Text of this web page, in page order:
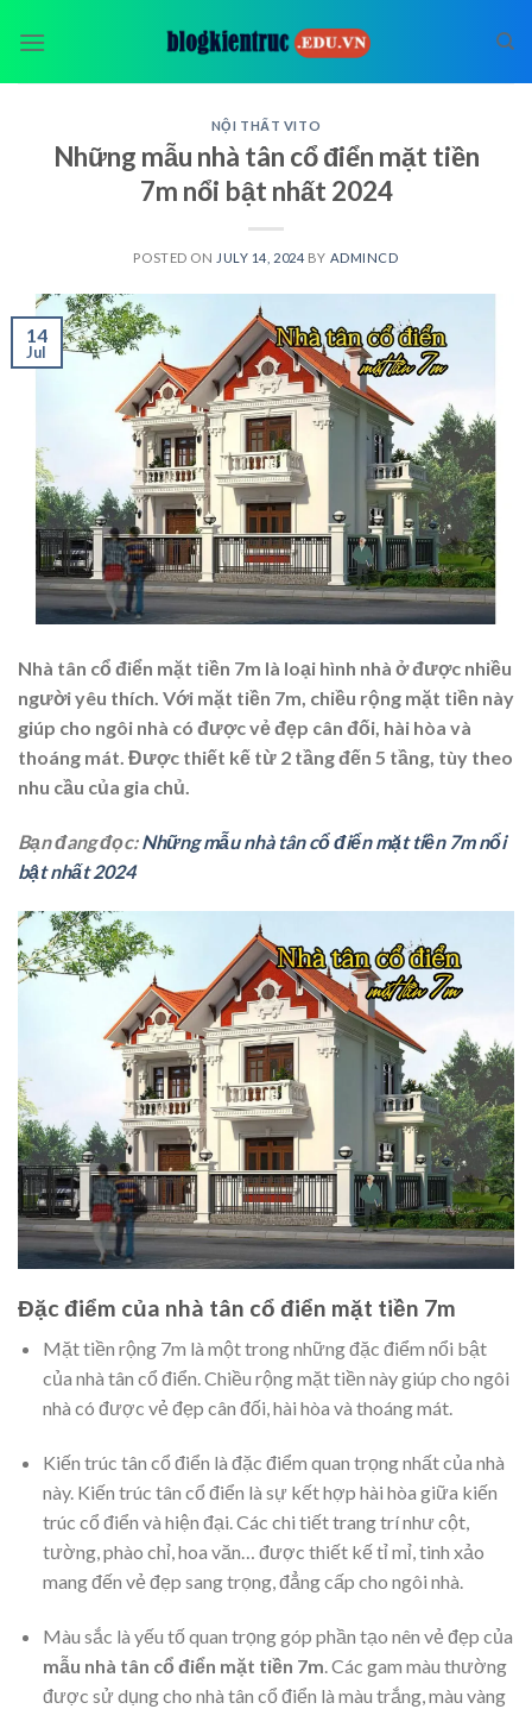
NỘI THẤT VITO
Những mẫu nhà tân cổ điển mặt tiền
7m nổi bật nhất 2024
POSTED ON JULY 14, 2024 BY ADMINCD
14
Jul
Nhà tân cổ điển mặt tiền 7m là loại hình nhà ở được nhiều
người yêu thích. Với mặt tiền 7m, chiều rộng mặt tiền này
giúp cho ngôi nhà có được vẻ đẹp cân đối, hài hòa và
thoáng mát. Được thiết kế từ 2 tầng đến 5 tầng, tùy theo
nhu cầu của gia chủ.
Bạn đang đọc:Những mẫu nhà tân cổ điển mặt tiền 7m nổi
bật nhất 2024
Đặc điểm của nhà tân cổ điển mặt tiền 7m
Mặt tiền rộng 7m là một trong những đặc điểm nổi bật
của nhà tân cổ điển. Chiều rộng mặt tiền này giúp cho ngôi
nhà có được vẻ đẹp cân đối, hài hòa và thoáng mát.
Kiến trúc tân cổ điển là đặc điểm quan trọng nhất của nhà
này. Kiến trúc tân cổ điển là sự kết hợp hài hòa giữa kiến
trúc cổ điển và hiện đại. Các chi tiết trang trí như cột,
tường, phào chỉ, hoa văn… được thiết kế tỉ mỉ, tinh xảo
mang đến vẻ đẹp sang trọng, đẳng cấp cho ngôi nhà.
Màu sắc là yếu tố quan trọng góp phần tạo nên vẻ đẹp của
mẫu nhà tân cổ điển mặt tiền 7m . Các gam màu thường
được sử dụng cho nhà tân cổ điển là màu trắng, màu vàng